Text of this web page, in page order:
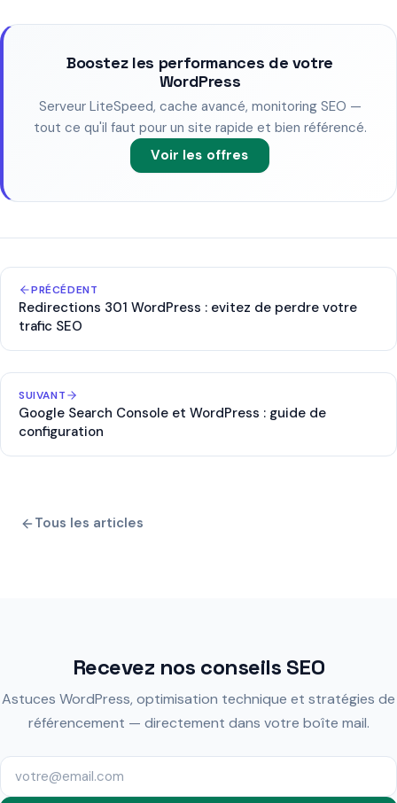
Boostez les performances de votre
WordPress
Serveur LiteSpeed, cache avancé, monitoring SEO —
tout ce qu'il faut pour un site rapide et bien référencé.
Voir les offres
PRÉCÉDENT
Redirections 301 WordPress : evitez de perdre votre
trafic SEO
SUIVANT
Google Search Console et WordPress : guide de
configuration
Tous les articles
Recevez nos conseils SEO
Astuces WordPress, optimisation technique et stratégies de
référencement — directement dans votre boîte mail.